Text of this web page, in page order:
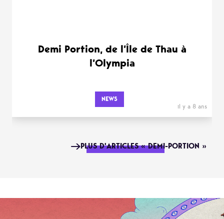
Demi Portion, de l’Île de Thau à
l’Olympia
NEWS
il y a 8 ans
PLUS D'ARTICLES « DEMI-PORTION »